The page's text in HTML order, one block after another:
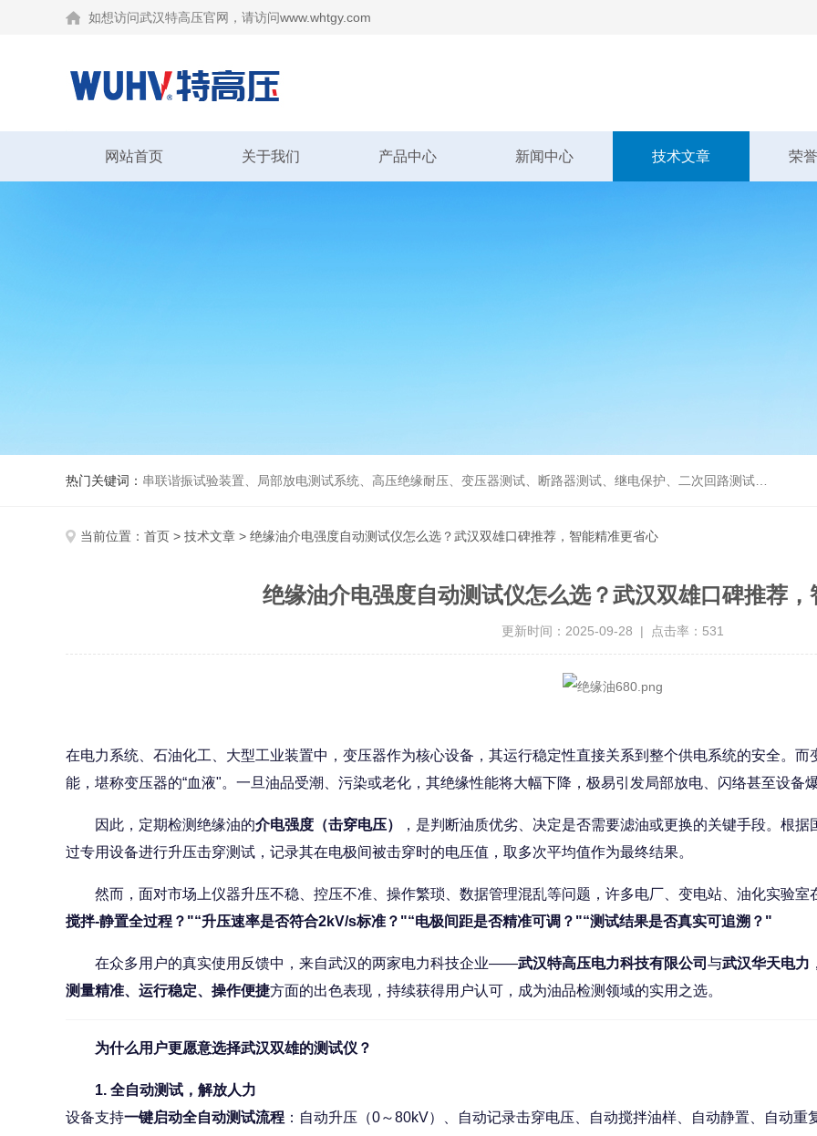
如想访问武汉特高压官网，请访问www.whtgy.com
网站首页 关于我们 产品中心 新闻中心 技术文章 荣
热门关键词： 串联谐振试验装置、局部放电测试系统、高压绝缘耐压、变压器测试、断路器测试、继电保护、二次回路测试、电
当前位置： 首页 > 技术文章 > 绝缘油介电强度自动测试仪怎么选？武汉双雄口碑推荐，智能精准更省心
绝缘油介电强度自动测试仪怎么选？武汉双雄口碑推荐
更新时间：2025-09-28 | 点击率：531
在电力系统、石油化工、大型工业装置中，变压器作为核心设备，其运行稳定性直接关系到整个供电系统的安全。
能，堪称变压器的“血液"。一旦油品受潮、污染或老化，其绝缘性能将大幅下降，极易引发局部放电、闪络甚至设备
因此，定期检测绝缘油的介电强度（击穿电压）
，是判断油质优劣、决定是否需要滤油或更换的关键手段。根
过专用设备进行升压击穿测试，记录其在电极间被击穿时的电压值，取多次平均值作为最终结果。
然而，面对市场上仪器升压不稳、控压不准、操作繁琐、数据管理混乱等问题，许多电厂、变电站、油化实验室
搅拌-静置全过程？"“升压速率是否符合2kV/s标准？"“电极间距是否精准可调？"“测试结果是否真实可追溯？"
在众多用户的真实使用反馈中，来自武汉的两家电力科技企业——武汉特高压电力科技有限公司 与武汉华天电力
测量精准、运行稳定、操作便捷方面的出色表现，持续获得用户认可，成为油品检测领域的实用之选。
为什么用户更愿意选择武汉双雄的测试仪？
1. 全自动测试，解放人力
设备支持一键启动全自动测试流程 ：自动升压（0～80kV）、自动记录击穿电压、自动搅拌油样、自动静置、自动